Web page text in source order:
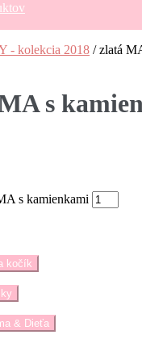
- kolekcia 2018 /zlatá
s
s kamienkami
kočík
& Dieťa